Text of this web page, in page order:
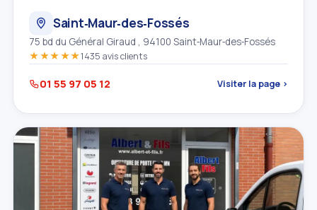
Saint‑Maur‑des‑Fossés
75 bd du Général Giraud , 94100 Saint‑Maur‑des‑Fossés
★★★★★1435 avis clients
01 55 97 05 12 Visiter la page ›